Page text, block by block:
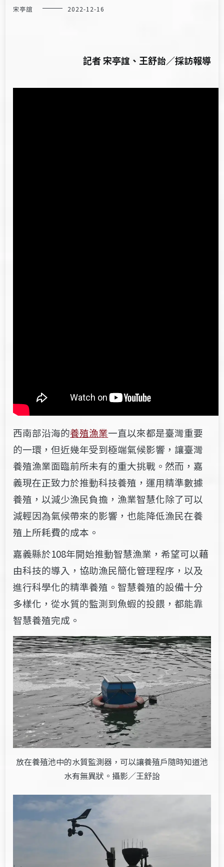
宋亭誼 2022-12-16
記者 宋亭誼、王舒詒／採訪報導
西南部沿海的養殖漁業一直以來都是臺灣重要
的一環，但近幾年受到極端氣候影響，讓臺灣
養殖漁業面臨前所未有的重大挑戰。然而，嘉
義現在正致力於推動科技養殖，運用精準數據
養殖，以減少漁民負擔，漁業智慧化除了可以
減輕因為氣候帶來的影響，也能降低漁民在養
殖上所耗費的成本。
嘉義縣於108年開始推動智慧漁業，希望可以藉
由科技的導入，協助漁民簡化管理程序，以及
進行科學化的精準養殖。智慧養殖的設備十分
多樣化，從水質的監測到魚蝦的投餵，都能靠
智慧養殖完成。
放在養殖池中的水質監測器，可以讓養殖戶隨時知道池
水有無異狀。攝影／王舒詒